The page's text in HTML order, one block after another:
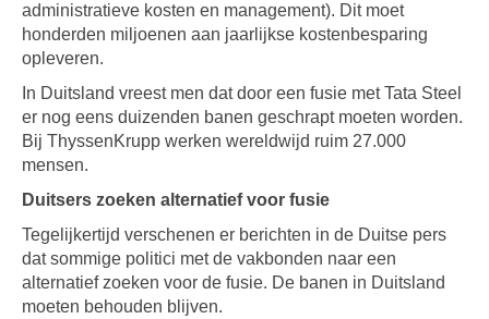
administratieve kosten en management). Dit moet
honderden miljoenen aan jaarlijkse kostenbesparing
opleveren.
In Duitsland vreest men dat door een fusie met Tata Steel
er nog eens duizenden banen geschrapt moeten worden.
Bij ThyssenKrupp werken wereldwijd ruim 27.000
mensen.
Duitsers zoeken alternatief voor fusie
Tegelijkertijd verschenen er berichten in de Duitse pers
dat sommige politici met de vakbonden naar een
alternatief zoeken voor de fusie. De banen in Duitsland
moeten behouden blijven.